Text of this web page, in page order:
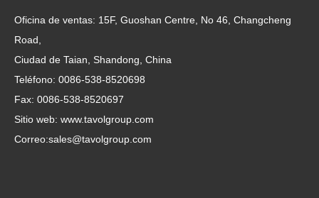
Oficina de ventas: 15F, Guoshan Centre, No 46, Changcheng
Road,
Ciudad de Taian, Shandong, China
Teléfono: 0086-538-8520698
Fax: 0086-538-8520697
Sitio web: www.tavolgroup.com
Correo:sales@tavolgroup.com